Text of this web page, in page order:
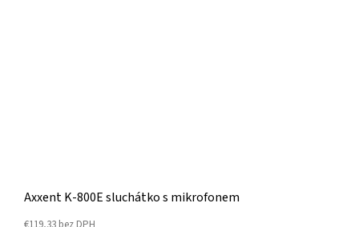
Axxent K-800E sluchátko s mikrofonem